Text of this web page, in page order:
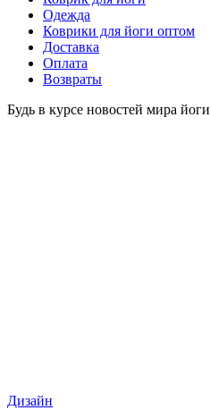
Одежда
Коврики для йоги оптом
Доставка
Оплата
Возвраты
Будь в курсе новостей мира йоги
Дизайн